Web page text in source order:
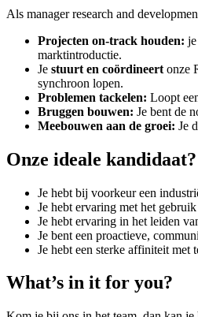
Als manager research and
Projecten on-track houden:
marktintroductie.
Je stuurt en coördineert onze
synchroon lopen.
Problemen tackelen: Loopt
Bruggen bouwen: Je bent de
Meebouwen aan de groei: Je
Onze ideale kandidaat?
Je hebt bij voorkeur een
Je hebt ervaring met het
Je hebt ervaring in het leiden
Je bent een proactieve,
Je hebt een sterke affiniteit
What’s in it for you?